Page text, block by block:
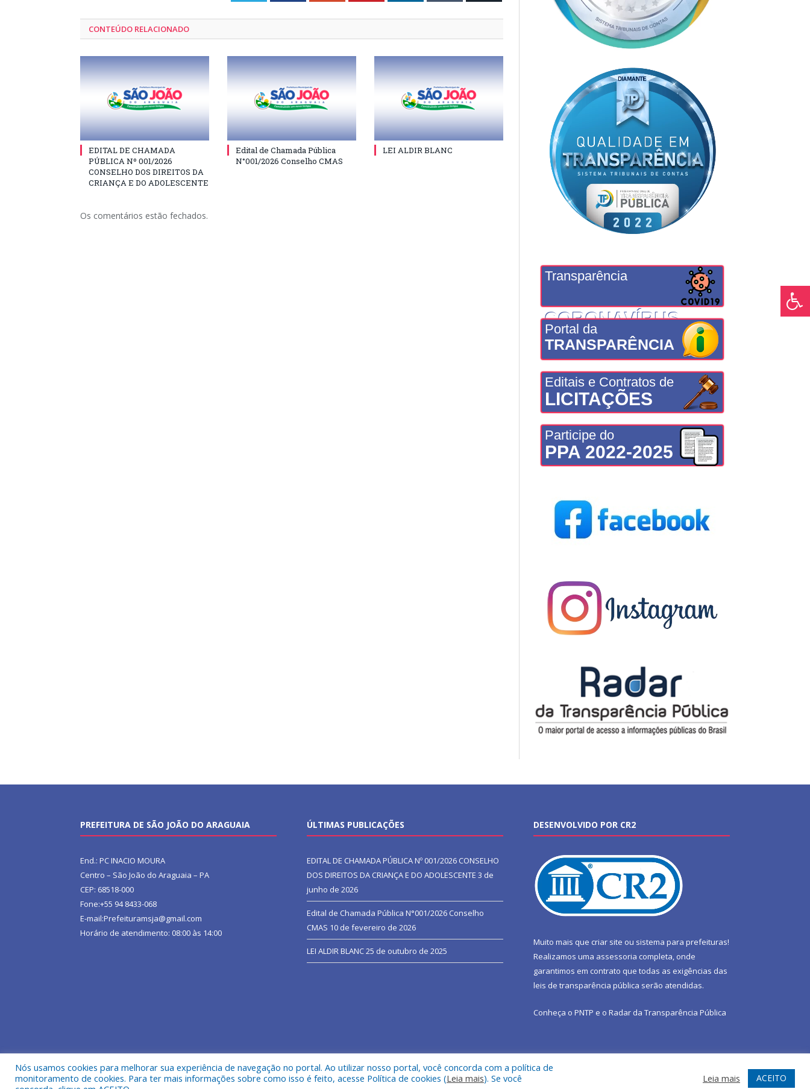
CONTEÚDO RELACIONADO
EDITAL DE CHAMADA
PÚBLICA Nº 001/2026
CONSELHO DOS DIREITOS DA
CRIANÇA E DO ADOLESCENTE
Edital de Chamada Pública
N°001/2026 Conselho CMAS
LEI ALDIR BLANC
Os comentários estão fechados.
Transparência
CORONAVÍRUS
Portal da
TRANSPARÊNCIA
Editais e Contratos de
LICITAÇÕES
Participe do
PPA 2022-2025
PREFEITURA DE SÃO JOÃO DO ARAGUAIA
End.: PC INACIO MOURA
Centro – São João do Araguaia – PA
CEP: 68518-000
Fone:+55 94 8433-068
E-mail:Prefeituramsja@gmail.com
Horário de atendimento: 08:00 às 14:00
ÚLTIMAS PUBLICAÇÕES
EDITAL DE CHAMADA PÚBLICA Nº 001/2026 CONSELHO
DOS DIREITOS DA CRIANÇA E DO ADOLESCENTE 3 de
junho de 2026
Edital de Chamada Pública N°001/2026 Conselho
CMAS 10 de fevereiro de 2026
LEI ALDIR BLANC25 de outubro de 2025
DESENVOLVIDO POR CR2
Muito mais que criar site ou sistema para prefeituras!
Realizamos uma assessoria completa, onde
garantimos em contrato que todas as exigências das
leis de transparência pública serão atendidas.
Conheça o PNTP e o Radar da Transparência Pública
Todos os direitos reservados a Prefeitura Municipal de São João do Araguaia. Mapa do Site Acessar Webmail
Nós usamos cookies para melhorar sua experiência de navegação no portal. Ao utilizar nosso portal, você concorda com a política de
monitoramento de cookies. Para ter mais informações sobre como isso é feito, acesse Política de cookies (Leia mais). Se você
Leia mais ACEITO